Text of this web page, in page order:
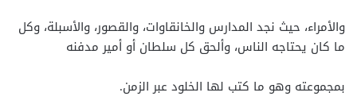
والأمراء، حيث نجد المدارس والخانقاوات، والقصور، والأسبلة، وكل
ما كان يحتاجه الناس، وألحق كل سلطان أو أمير مدفنه
بمجموعته وهو ما كتب لها الخلود عبر الزمن.